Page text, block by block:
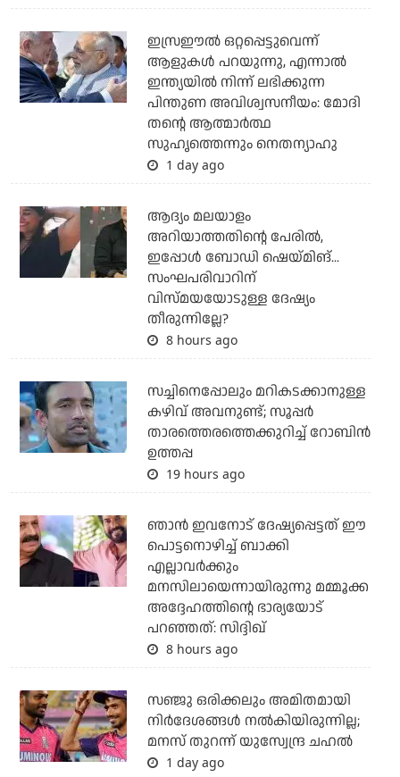
ഇസ്രഈല്‍ ഒറ്റപ്പെട്ടുവെന്ന്
ആളുകള്‍ പറയുന്നു, എന്നാല്‍
ഇന്ത്യയില്‍ നിന്ന് ലഭിക്കുന്ന
പിന്തുണ അവിശ്വസനീയം: മോദി
തന്റെ ആത്മാര്‍ത്ഥ
സുഹൃത്തെന്നും നെതന്യാഹു
1 day ago
ആദ്യം മലയാളം
അറിയാത്തതിന്റെ പേരില്‍,
ഇപ്പോള്‍ ബോഡി ഷെയ്മിങ്...
സംഘപരിവാറിന്
വിസ്മയയോടുള്ള ദേഷ്യം
തീരുന്നില്ലേ?
8 hours ago
സച്ചിനെപ്പോലും മറികടക്കാനുള്ള
കഴിവ് അവനുണ്ട്; സൂപ്പര്‍
താരത്തെരത്തെക്കുറിച്ച് റോബിന്‍
ഉത്തപ്പ
19 hours ago
ഞാന്‍ ഇവനോട് ദേഷ്യപ്പെട്ടത് ഈ
പൊട്ടനൊഴിച്ച് ബാക്കി
എല്ലാവര്‍ക്കും
മനസിലായെന്നായിരുന്നു മമ്മൂക്ക
അദ്ദേഹത്തിന്റെ ഭാര്യയോട്
പറഞ്ഞത്: സിദ്ദിഖ്
8 hours ago
സഞ്ജു ഒരിക്കലും അമിതമായി
നിര്‍ദേശങ്ങള്‍ നല്‍കിയിരുന്നില്ല;
മനസ് തുറന്ന് യുസ്വേന്ദ്ര ചഹല്‍
1 day ago